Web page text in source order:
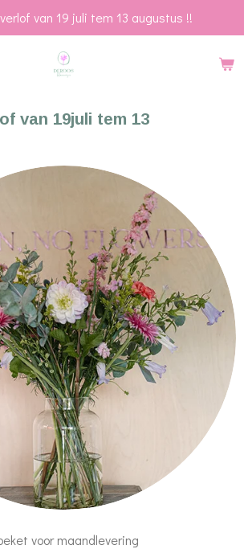
van 19 juli tem 13 augustus !!
van 19juli tem 13
voor maandlevering